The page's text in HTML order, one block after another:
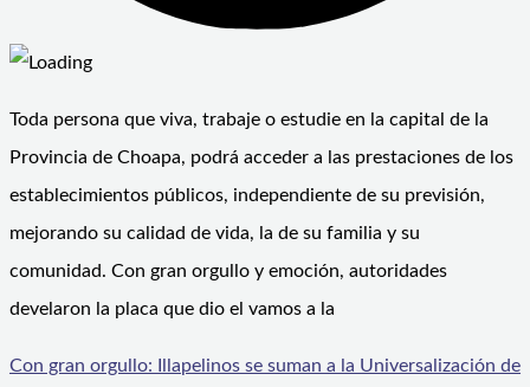
Toda persona que viva, trabaje o estudie en la capital de la
Provincia de Choapa, podrá acceder a las prestaciones de los
establecimientos públicos, independiente de su previsión,
mejorando su calidad de vida, la de su familia y su
comunidad. Con gran orgullo y emoción, autoridades
develaron la placa que dio el vamos a la
Con gran orgullo: Illapelinos se suman a la Universalización de